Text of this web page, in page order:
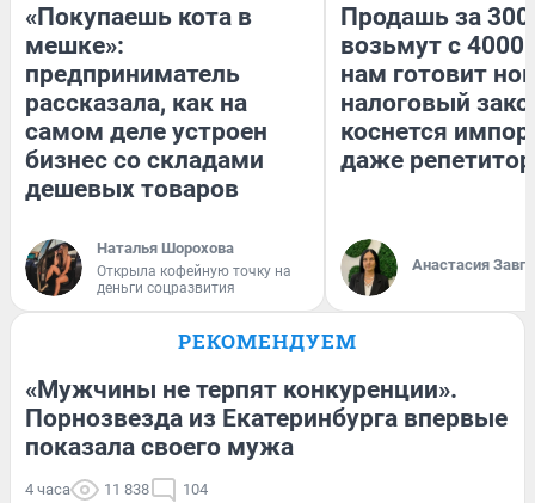
«Покупаешь кота в
мешке»:
предприниматель
рассказала, как на
самом деле устроен
бизнес со складами
дешевых товаров
Наталья Шорохова
Открыла кофейную точку на
деньги соцразвития
Продашь за
возьмут с
нам готовит
налоговый
коснется
даже
Анастасия
РЕКОМЕНДУЕМ
«Мужчины не терпят конкуренции».
Порнозвезда из Екатеринбурга впервые
показала своего мужа
4 часа 11 838 104